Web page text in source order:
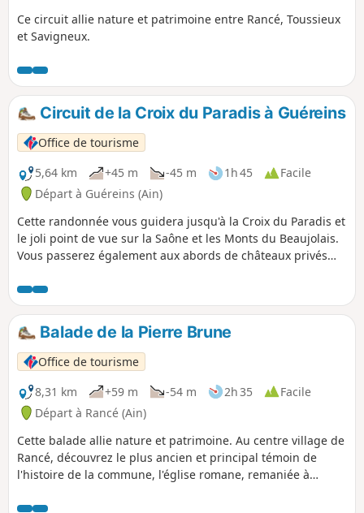
Ce circuit allie nature et patrimoine entre Rancé, Toussieux
et Savigneux.
Circuit de la Croix du Paradis à Guéreins
Office de tourisme
5,64 km
+45 m -45 m 1h 45
Facile
Départ à Guéreins (Ain)
Cette randonnée vous guidera jusqu'à la Croix du Paradis et
le joli point de vue sur la Saône et les Monts du Beaujolais.
Vous passerez également aux abords de châteaux privés
Balade de la Pierre Brune
Office de tourisme
8,31 km
+59 m -54 m 2h 35
Facile
Départ à Rancé (Ain)
Cette balade allie nature et patrimoine. Au centre village de
Rancé, découvrez le plus ancien et principal témoin de
l'histoire de la commune, l'église romane, remaniée à
mouvement hygiéniste du XIXe siècle, ainsi que la Pierre